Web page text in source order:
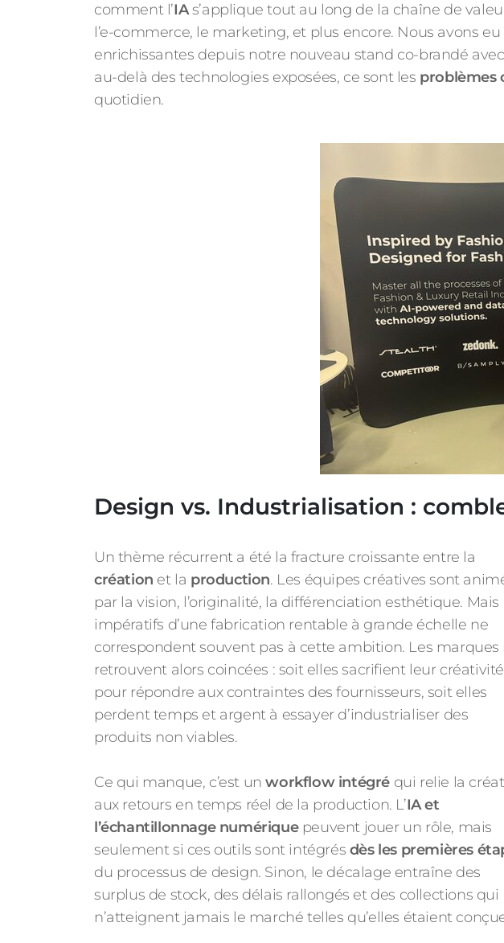
comment l’IAs’applique tout au long de la chaîne de
l’e-commerce, le marketing, et plus encore. Nous avons
enrichissantes depuis notre nouveau stand co-brandé avec
au-delà des technologies exposées, ce sont les problèmes
quotidien.
Design vs. Industrialisation :
Un thème récurrent a été la fracture croissante entre la
création et la production. Les équipes créatives sont
par la vision, l’originalité, la différenciation esthétique. Mais
impératifs d’une fabrication rentable à grande échelle ne
correspondent souvent pas à cette ambition. Les marques
retrouvent alors coincées : soit elles sacrifient leur créativité
pour répondre aux contraintes des fournisseurs, soit elles
perdent temps et argent à essayer d’industrialiser des
produits non viables.
Ce qui manque, c’est unworkflow intégré qui relie la
aux retours en temps réel de la production. L’IA et
l’échantillonnage numériquepeuvent jouer un rôle, mais
seulement si ces outils sont intégrés dès les premières
du processus de design. Sinon, le décalage entraîne des
surplus de stock, des délais rallongés et des collections qui
n’atteignent jamais le marché telles qu’elles étaient